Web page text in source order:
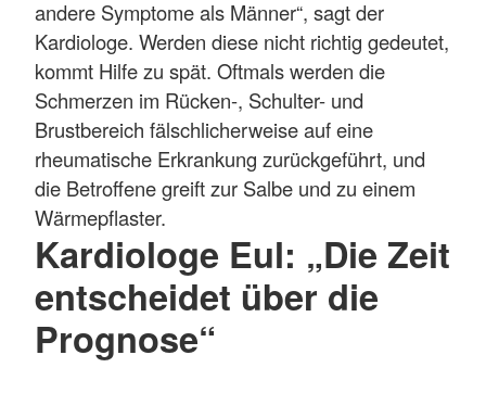
andere Symptome als Männer“, sagt der
Kardiologe. Werden diese nicht richtig gedeutet,
kommt Hilfe zu spät. Oftmals werden die
Schmerzen im Rücken-, Schulter- und
Brustbereich fälschlicherweise auf eine
rheumatische Erkrankung zurückgeführt, und
die Betroffene greift zur Salbe und zu einem
Wärmepflaster.
Kardiologe Eul: „Die Zeit
entscheidet über die
Prognose“